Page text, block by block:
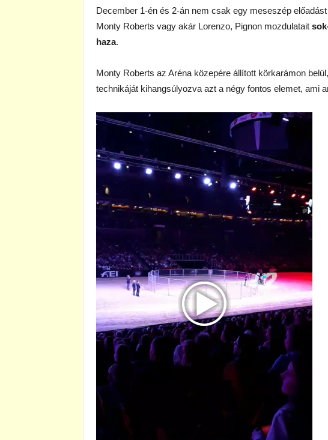
December 1-én és 2-án nem csak egy meseszép
Monty Roberts vagy akár Lorenzo, Pignon mozdulatait
haza.
Monty Roberts az Aréna közepére állított körkarámon
technikáját kihangsúlyozva azt a négy fontos elemet, ami
Videólejátszó